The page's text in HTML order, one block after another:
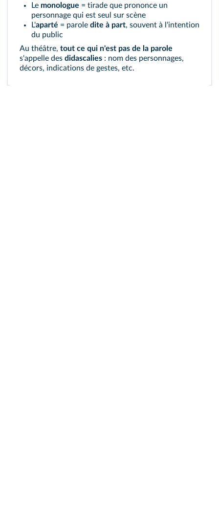
Le monologue = tirade que prononce un
personnage qui est seul sur scène
L'aparté = parole dite à part, souvent à l'intention
du public
Au théâtre, tout ce qui n'est pas de la parole
s'appelle des didascalies : nom des personnages,
décors, indications de gestes, etc.